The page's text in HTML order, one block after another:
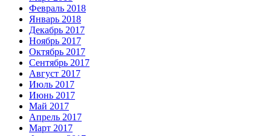
Февраль 2018
Январь 2018
Декабрь 2017
Ноябрь 2017
Октябрь 2017
Сентябрь 2017
Август 2017
Июль 2017
Июнь 2017
Май 2017
Апрель 2017
Март 2017